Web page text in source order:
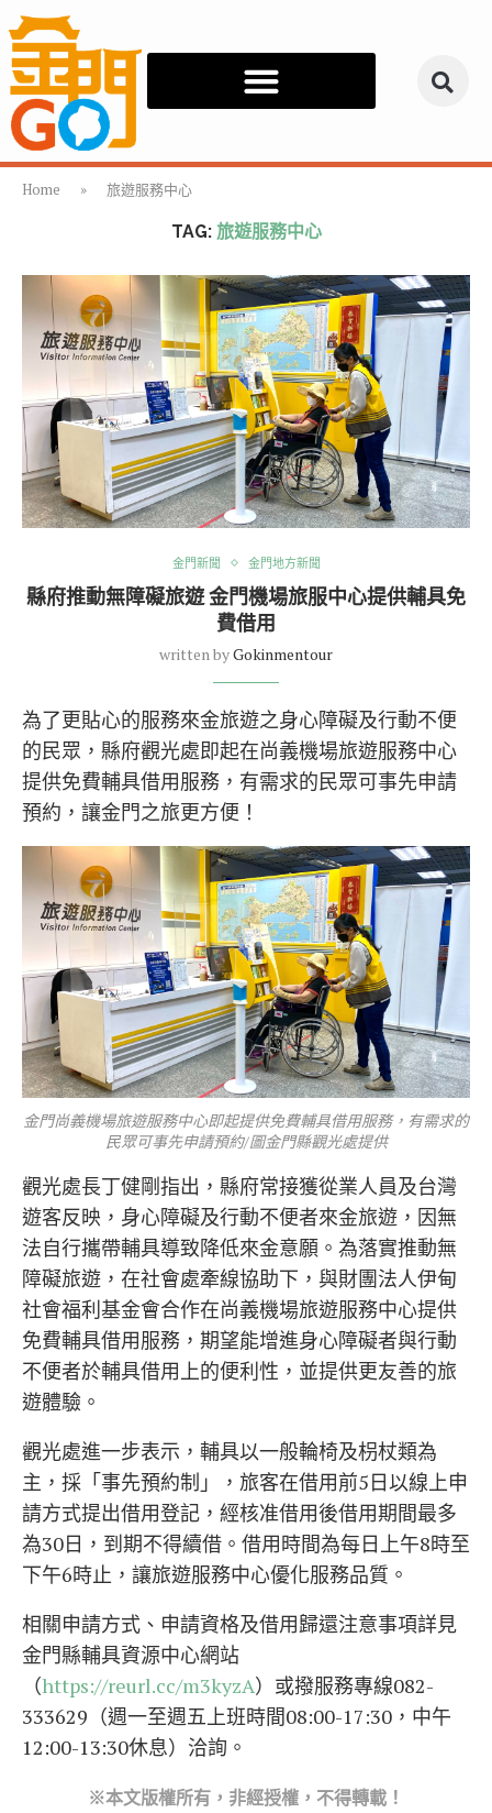
Home » 旅遊服務中心
TAG: 旅遊服務中心
金門新聞 金門地方新聞
縣府推動無障礙旅遊 金門機場旅服中心提供輔具免
費借用
written byGokinmentour
為了更貼心的服務來金旅遊之身心障礙及行動不便
的民眾，縣府觀光處即起在尚義機場旅遊服務中心
提供免費輔具借用服務，有需求的民眾可事先申請
預約，讓金門之旅更方便！
金門尚義機場旅遊服務中心即起提供免費輔具借用服務，有需求的
民眾可事先申請預約/圖金門縣觀光處提供
觀光處長丁健剛指出，縣府常接獲從業人員及台灣
遊客反映，身心障礙及行動不便者來金旅遊，因無
法自行攜帶輔具導致降低來金意願。為落實推動無
障礙旅遊，在社會處牽線協助下，與財團法人伊甸
社會福利基金會合作在尚義機場旅遊服務中心提供
免費輔具借用服務，期望能增進身心障礙者與行動
不便者於輔具借用上的便利性，並提供更友善的旅
遊體驗。
觀光處進一步表示，輔具以一般輪椅及枴杖類為
主，採「事先預約制」，旅客在借用前5日以線上申
請方式提出借用登記，經核准借用後借用期間最多
為30日，到期不得續借。借用時間為每日上午8時至
下午6時止，讓旅遊服務中心優化服務品質。
相關申請方式、申請資格及借用歸還注意事項詳見
金門縣輔具資源中心網站
（https://reurl.cc/m3kyzA）或撥服務專線082-
333629（週一至週五上班時間08:00-17:30，中午
12:00-13:30休息）洽詢。
※本文版權所有，非經授權，不得轉載！